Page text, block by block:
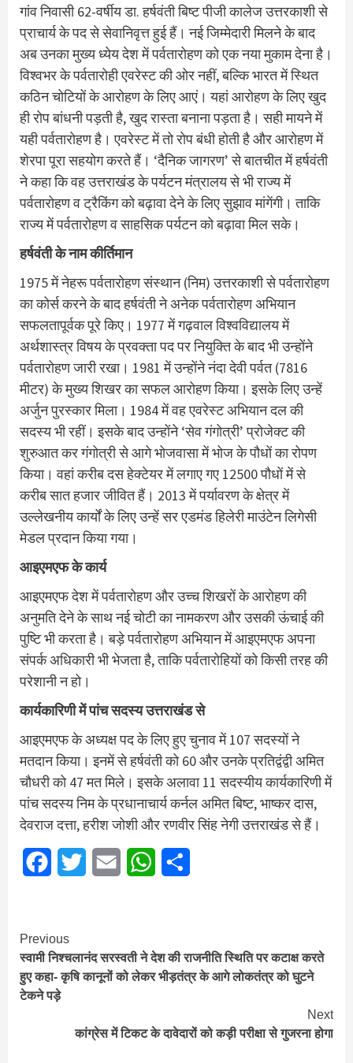
गांव निवासी 62-वर्षीय डा. हर्षवंती बिष्ट पीजी कालेज उत्तरकाशी से
प्राचार्य के पद से सेवानिवृत्त हुई हैं। नई जिम्मेदारी मिलने के बाद
अब उनका मुख्य ध्येय देश में पर्वतारोहण को एक नया मुकाम देना है।
विश्वभर के पर्वतारोही एवरेस्ट की ओर नहीं, बल्कि भारत में स्थित
कठिन चोटियों के आरोहण के लिए आएं। यहां आरोहण के लिए खुद
ही रोप बांधनी पड़ती है, खुद रास्ता बनाना पड़ता है। सही मायने में
यही पर्वतारोहण है। एवरेस्ट में तो रोप बंधी होती है और आरोहण में
शेरपा पूरा सहयोग करते हैं। ‘दैनिक जागरण’ से बातचीत में हर्षवंती
ने कहा कि वह उत्तराखंड के पर्यटन मंत्रालय से भी राज्य में
पर्वतारोहण व ट्रैकिंग को बढ़ावा देने के लिए सुझाव मांगेंगी। ताकि
राज्य में पर्वतारोहण व साहसिक पर्यटन को बढ़ावा मिल सके।
हर्षवंती के नाम कीर्तिमान
1975 में नेहरू पर्वतारोहण संस्थान (निम) उत्तरकाशी से पर्वतारोहण
का कोर्स करने के बाद हर्षवंती ने अनेक पर्वतारोहण अभियान
सफलतापूर्वक पूरे किए। 1977 में गढ़वाल विश्वविद्यालय में
अर्थशास्त्र विषय के प्रवक्ता पद पर नियुक्ति के बाद भी उन्होंने
पर्वतारोहण जारी रखा। 1981 में उन्होंने नंदा देवी पर्वत (7816
मीटर) के मुख्य शिखर का सफल आरोहण किया। इसके लिए उन्हें
अर्जुन पुरस्कार मिला। 1984 में वह एवरेस्ट अभियान दल की
सदस्य भी रहीं। इसके बाद उन्होंने ‘सेव गंगोत्री’ प्रोजेक्ट की
शुरुआत कर गंगोत्री से आगे भोजवासा में भोज के पौधों का रोपण
किया। वहां करीब दस हेक्टेयर में लगाए गए 12500 पौधों में से
करीब सात हजार जीवित हैं। 2013 में पर्यावरण के क्षेत्र में
उल्लेखनीय कार्यों के लिए उन्हें सर एडमंड हिलेरी माउंटेन लिगेसी
मेडल प्रदान किया गया।
आइएमएफ के कार्य
आइएमएफ देश में पर्वतारोहण और उच्च शिखरों के आरोहण की
अनुमति देने के साथ नई चोटी का नामकरण और उसकी ऊंचाई की
पुष्टि भी करता है। बड़े पर्वतारोहण अभियान में आइएमएफ अपना
संपर्क अधिकारी भी भेजता है, ताकि पर्वतारोहियों को किसी तरह की
परेशानी न हो।
कार्यकारिणी में पांच सदस्य उत्तराखंड से
आइएमएफ के अध्यक्ष पद के लिए हुए चुनाव में 107 सदस्यों ने
मतदान किया। इनमें से हर्षवंती को 60 और उनके प्रतिद्वंद्वी अमित
चौधरी को 47 मत मिले। इसके अलावा 11 सदस्यीय कार्यकारिणी में
पांच सदस्य निम के प्रधानाचार्य कर्नल अमित बिष्ट, भाष्कर दास,
देवराज दत्ता, हरीश जोशी और रणवीर सिंह नेगी उत्तराखंड से हैं।
FacebookTwitter Email WhatsApp
Continue
Reading
Previous
स्वामी निश्चलानंद सरस्वती ने देश की राजनीति स्थिति पर कटाक्ष करते
हुए कहा- कृषि कानूनों को लेकर भीड़तंत्र के आगे लोकतंत्र को घुटने
टेकने पड़े
Next
कांग्रेस में टिकट के दावेदारों को कड़ी परीक्षा से गुजरना होगा